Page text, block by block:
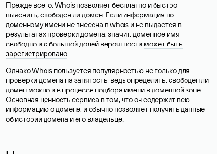
Прежде всего, Whois позволяет бесплатно и быстро
выяснить, свободен ли домен. Если информация по
доменному имени не внесена в whois и не выдается в
результатах проверки домена, значит, доменное имя
свободно и с большой долей вероятности может быть
зарегистрировано.
Однако Whois пользуется популярностью не только для
проверки домена на занятость, ведь определить, свободен ли
домен можно и в процессе подбора имени в доменной зоне.
Основная ценность сервиса в том, что он содержит всю
информацию о домене, и обычно позволяет получить данные
об истории домена и его владельце.